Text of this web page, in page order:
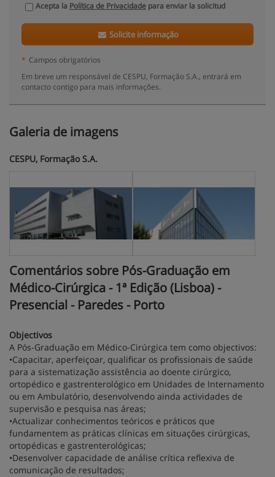
Acepta la Política de Privacidade para enviar la solicitud
Solicite informação
* Campos obrigatórios
Em breve um responsável de CESPU, Formação S.A., entrará em
contacto contigo para mais informações.
Galeria de imagens
CESPU, Formação S.A.
Comentários sobre Pós-Graduação em
Médico-Cirúrgica - 1ª Edição (Lisboa) -
Presencial - Paredes - Porto
Objectivos
A Pós-Graduação em Médico-Cirúrgica tem como objectivos:
•Capacitar, aperfeiçoar, qualificar os profissionais de saúde
para a sistematização assistência ao doente cirúrgico,
ortopédico e gastrenterológico em Unidades de Internamento
ou em Ambulatório, desenvolvendo ainda actividades de
supervisão e pesquisa nas áreas;
•Actualizar conhecimentos teóricos e práticos que
fundamentem as práticas clínicas em situações cirúrgicas,
ortopédicas e gastrenterológicas;
•Desenvolver capacidade de análise crítica reflexiva de
comunicação de resultados;